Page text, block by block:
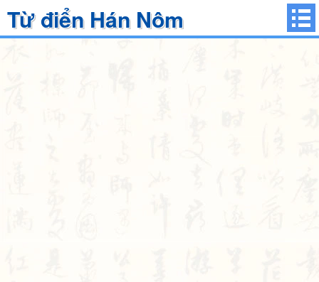
Từ điển Hán Nôm